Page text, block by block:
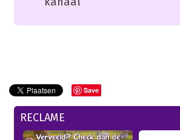
Save
RECLAME